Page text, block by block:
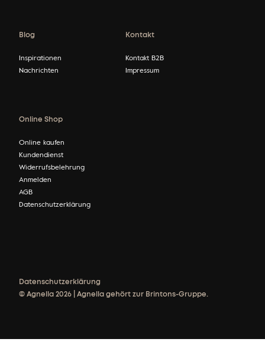
Blog
Inspirationen
Nachrichten
Kontakt
Kontakt B2B
Impressum
Online Shop
Online kaufen
Kundendienst
Widerrufsbelehrung
Anmelden
AGB
Datenschutzerklärung
Datenschutzerklärung
© Agnella 2026 | Agnella gehört zur Brintons-Gruppe.